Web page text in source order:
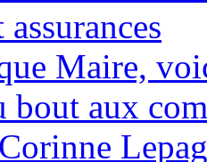
Maire,
bout aux